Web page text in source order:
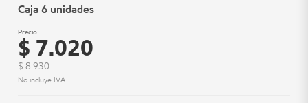
Caja 6 unidades
Precio
$ 7.020
$ 8.930
No incluye IVA